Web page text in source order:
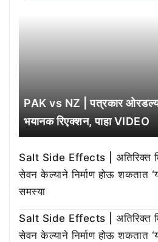
PAK vs NZ | पत्रकार
भयानक रिएक्शन, पाहा VIDEO
Salt Side Effects | अतिरिक्त
सेवन केल्याने निर्माण होऊ शकतात
समस्या
Salt Side Effects | अतिरिक्त
सेवन केल्याने निर्माण होऊ शकतात